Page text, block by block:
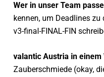
Wer in unser Team
kennen, um Deadlines
v3-final-FINAL-FIN
valantic Austria in einem
Zauberschmiede (okay,